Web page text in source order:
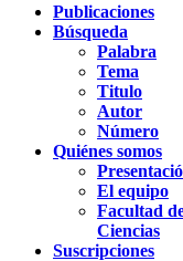
Publicaciones
Búsqueda
Palabra
Tema
Titulo
Autor
Número
Quiénes somos
El equipo
Facultad
Ciencias
Suscripciones